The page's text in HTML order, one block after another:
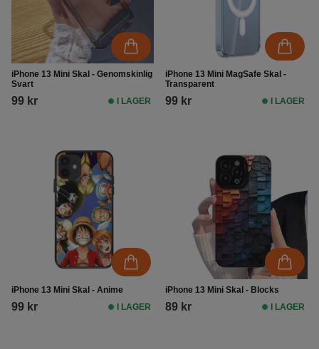
iPhone 13 Mini Skal - Genomskinlig
Svart
99 kr I LAGER
iPhone 13 Mini MagSafe Skal -
Transparent
99 kr I LAGER
iPhone 13 Mini Skal - Anime
99 kr I LAGER
iPhone 13 Mini Skal - Blocks
89 kr I LAGER